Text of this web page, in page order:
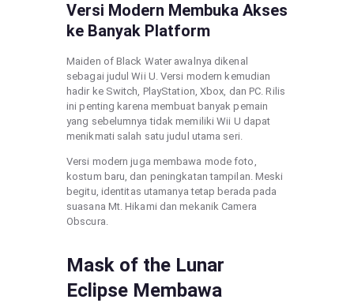
Versi Modern Membuka Akses
ke Banyak Platform
Maiden of Black Water awalnya dikenal
sebagai judul Wii U. Versi modern kemudian
hadir ke Switch, PlayStation, Xbox, dan PC. Rilis
ini penting karena membuat banyak pemain
yang sebelumnya tidak memiliki Wii U dapat
menikmati salah satu judul utama seri.
Versi modern juga membawa mode foto,
kostum baru, dan peningkatan tampilan. Meski
begitu, identitas utamanya tetap berada pada
suasana Mt. Hikami dan mekanik Camera
Obscura.
Mask of the Lunar
Eclipse Membawa